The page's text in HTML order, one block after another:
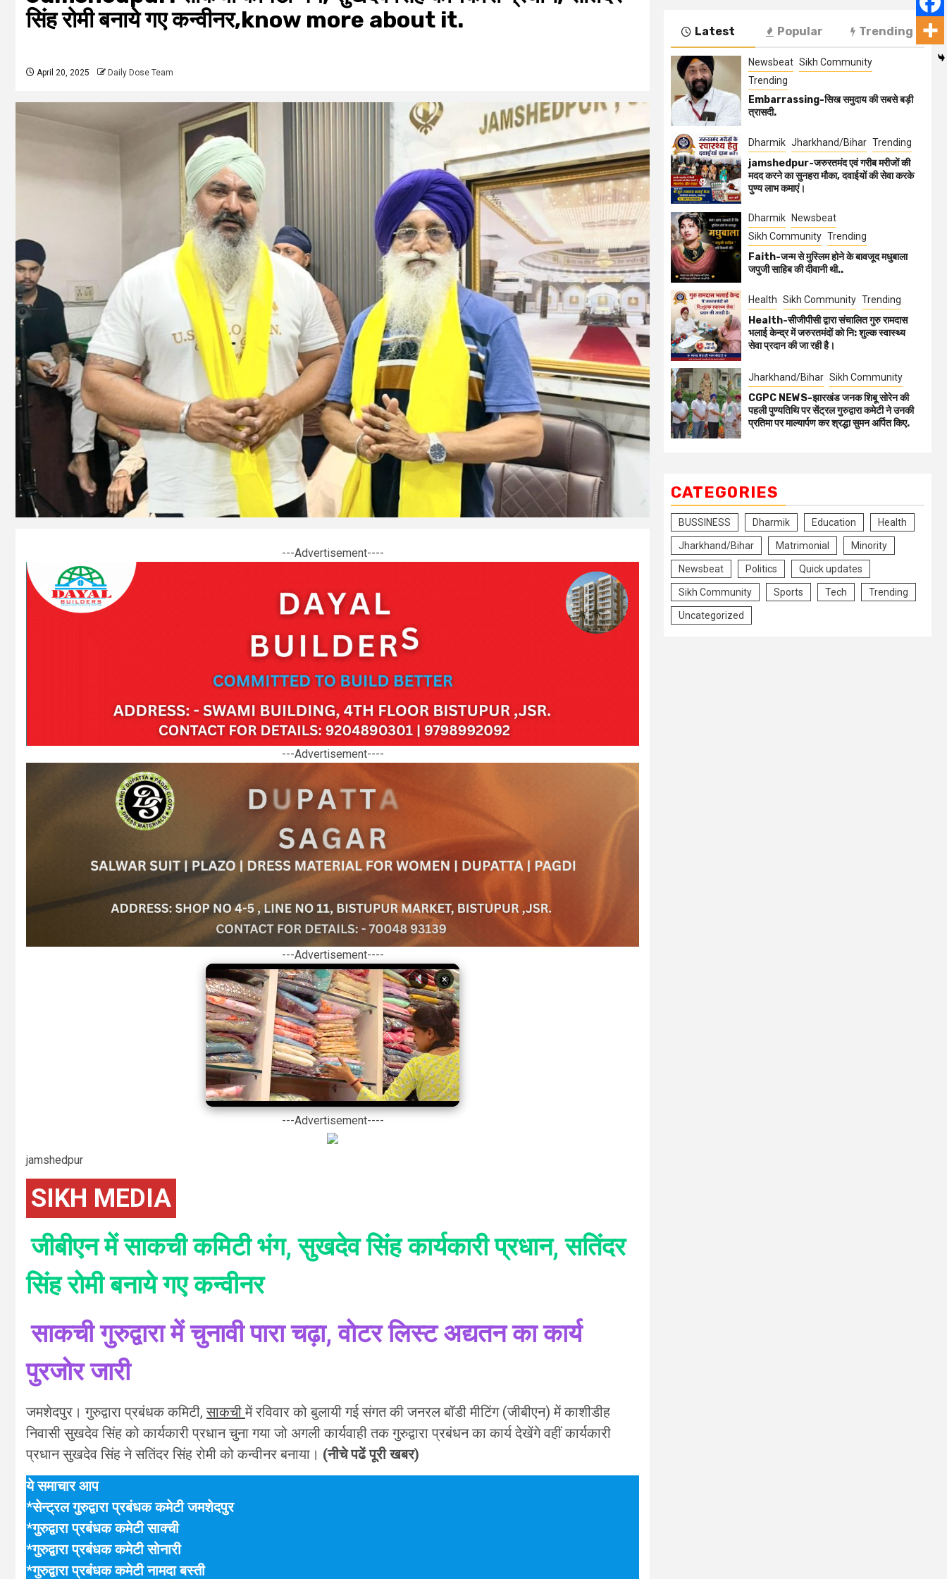
सिंह रोमी बनाये गए कन्वीनर,know more about it.
April 20, 2025 Daily Dose Team
---Advertisement----
---Advertisement----
---Advertisement----
×
---Advertisement----
jamshedpur
SIKH MEDIA
जीबीएन में साकची कमिटी भंग, सुखदेव सिंह कार्यकारी प्रधान, सतिंदर
सिंह रोमी बनाये गए कन्वीनर
साकची गुरुद्वारा में चुनावी पारा चढ़ा, वोटर लिस्ट अद्यतन का कार्य
पुरजोर जारी
जमशेदपुर। गुरुद्वारा प्रबंधक कमिटी,साकचीमें रविवार को बुलायी गई संगत की जनरल बॉडी मीटिंग (जीबीएन) में काशीडीह
निवासी सुखदेव सिंह को कार्यकारी प्रधान चुना गया जो अगली कार्यवाही तक गुरुद्वारा प्रबंधन का कार्य देखेंगे वहीं कार्यकारी
प्रधान सुखदेव सिंह ने सतिंदर सिंह रोमी को कन्वीनर बनाया। (नीचे पढें पूरी खबर)
ये समाचार आप
*सेन्ट्रल गुरुद्वारा प्रबंधक कमेटी जमशेदपुर
*गुरुद्वारा प्रबंधक कमेटी साक्ची
*गुरुद्वारा प्रबंधक कमेटी सोनारी
*गुरुद्वारा प्रबंधक कमेटी नामदा बस्ती
Latest Popular Trending
Newsbeat Sikh Community
Trending
Embarrassing-सिख समुदाय की सबसे बड़ी
त्रासदी.
Dharmik Jharkhand/Bihar Trending
jamshedpur-जरुरतमंद एवं गरीब मरीजों की
मदद करने का सुनहरा मौका, दवाईयों की सेवा करके
पुण्य लाभ कमाएं।
Dharmik
Newsbeat
Sikh Community Trending
Faith-जन्म से मुस्लिम होने के बावजूद मधुबाला
जपुजी साहिब की दीवानी थी..
Health Sikh Community Trending
Health-सीजीपीसी द्वारा संचालित गुरु रामदास
भलाई केन्द्र में जरुरतमंदों को नि: शुल्क स्वास्थ्य
सेवा प्रदान की जा रही है।
Jharkhand/Bihar Sikh Community
CGPC NEWS-झारखंड जनक शिबू सोरेन की
पहली पुण्यतिथि पर सेंट्रल गुरुद्वारा कमेटी ने उनकी
प्रतिमा पर माल्यार्पण कर श्रद्धा सुमन अर्पित किए.
CATEGORIES
BUSSINESS Dharmik Education Health
Jharkhand/Bihar Matrimonial Minority
Newsbeat Politics Quick updates
Sikh Community Sports Tech Trending
Uncategorized